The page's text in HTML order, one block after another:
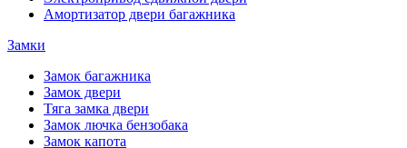
Амортизатор двери багажника
Замки
Замок багажника
Замок двери
Тяга замка двери
Замок лючка бензобака
Замок капота